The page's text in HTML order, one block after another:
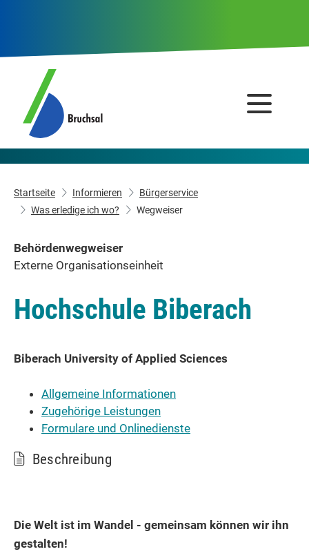
Startseite Informieren
Bürgerservice
Was erledige ich wo?
Wegweiser
Behördenwegweiser
Externe Organisationseinheit
Hochschule Biberach
Biberach University of Applied Sciences
Allgemeine Informationen
Zugehörige Leistungen
Formulare und Onlinedienste
Beschreibung
Die Welt ist im Wandel - gemeinsam können wir ihn
gestalten!